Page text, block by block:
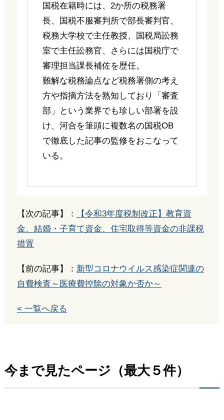
国税在籍時には、2か所の税務署
長、国税不服審判所で部長審判官、
税務大学校で主任教授、国税局訟務
室で主任訟務官、さらには国税庁で
審理担当課長補佐を歴任。
難解な税務論点など税務署側の考え
方や指摘方法を熟知しており「審査
部」という業界でも珍しい部署を設
け、河合を筆頭に複数名の国税OB
で徹底した記事の監修をおこなって
いる。
【次の記事】：
【令和3年度税制改正】教育資
金、結婚・子育て資金、住宅取得等資金の非課税
措置
【前の記事】： 新型コロナウイルス感染症関連の
自費検査～医療費控除の対象か否か～
< 一覧へ戻る
今まで見たページ（最大５件）